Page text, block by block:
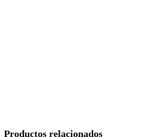
Productos relacionados